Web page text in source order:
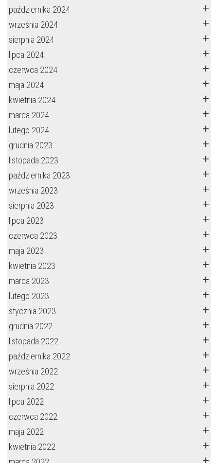
października 2024
września 2024
sierpnia 2024
lipca 2024
czerwca 2024
maja 2024
kwietnia 2024
marca 2024
lutego 2024
grudnia 2023
listopada 2023
października 2023
września 2023
sierpnia 2023
lipca 2023
czerwca 2023
maja 2023
kwietnia 2023
marca 2023
lutego 2023
stycznia 2023
grudnia 2022
listopada 2022
października 2022
września 2022
sierpnia 2022
lipca 2022
czerwca 2022
maja 2022
kwietnia 2022